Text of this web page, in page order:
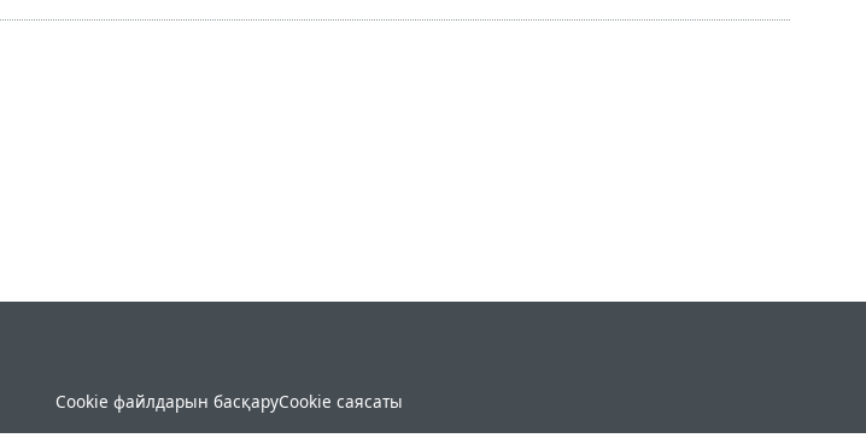
Cookie файлдарын басқаруCookie саясаты